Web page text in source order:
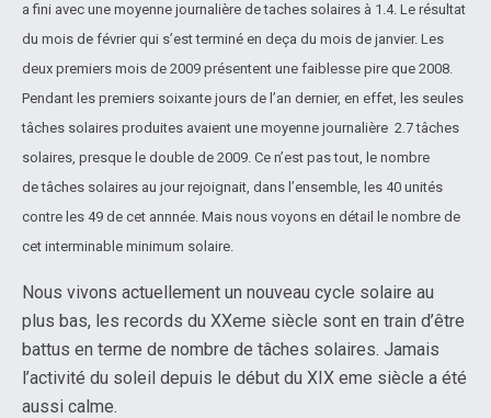
a fini avec une moyenne journalière de taches solaires à 1.4. Le résultat
du mois de février qui s’est terminé en deça du mois de janvier. Les
deux premiers mois de 2009 présentent une faiblesse pire que 2008.
Pendant les premiers soixante jours de l’an dernier, en effet, les seules
tâches solaires produites avaient une moyenne journalière 2.7 tâches
solaires, presque le double de 2009. Ce n’est pas tout, le nombre
de tâches solaires au jour rejoignait, dans l’ensemble, les 40 unités
contre les 49 de cet annnée. Mais nous voyons en détail le nombre de
cet interminable minimum solaire.
Nous vivons actuellement un nouveau cycle solaire au
plus bas, les records du XXeme siècle sont en train d’être
battus en terme de nombre de tâches solaires. Jamais
l’activité du soleil depuis le début du XIX eme siècle a été
aussi calme.